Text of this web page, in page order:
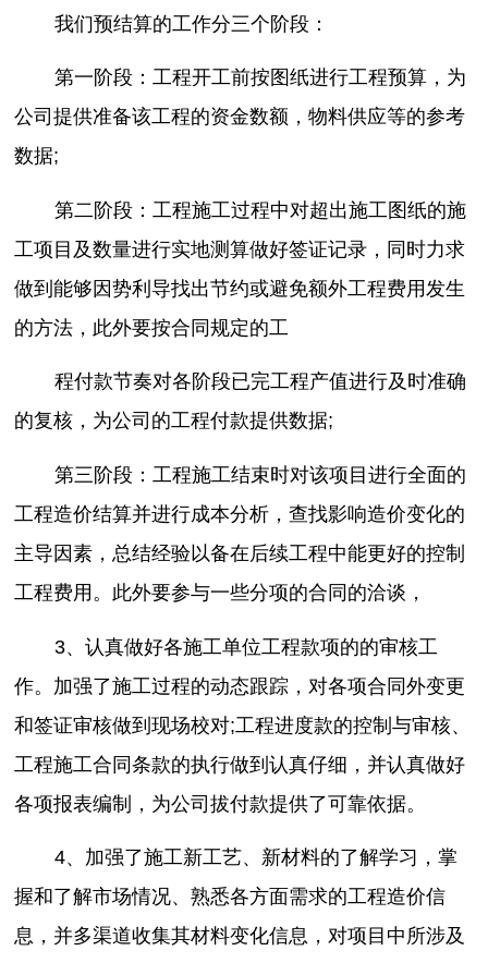
我们预结算的工作分三个阶段：
第一阶段：工程开工前按图纸进行工程预算，为
公司提供准备该工程的资金数额，物料供应等的参考
数据;
第二阶段：工程施工过程中对超出施工图纸的施
工项目及数量进行实地测算做好签证记录，同时力求
做到能够因势利导找出节约或避免额外工程费用发生
的方法，此外要按合同规定的工
程付款节奏对各阶段已完工程产值进行及时准确
的复核，为公司的工程付款提供数据;
第三阶段：工程施工结束时对该项目进行全面的
工程造价结算并进行成本分析，查找影响造价变化的
主导因素，总结经验以备在后续工程中能更好的控制
工程费用。此外要参与一些分项的合同的洽谈，
3、认真做好各施工单位工程款项的的审核工
作。加强了施工过程的动态跟踪，对各项合同外变更
和签证审核做到现场校对;工程进度款的控制与审核、
工程施工合同条款的执行做到认真仔细，并认真做好
各项报表编制，为公司拔付款提供了可靠依据。
4、加强了施工新工艺、新材料的了解学习，掌
握和了解市场情况、熟悉各方面需求的工程造价信
息，并多渠道收集其材料变化信息，对项目中所涉及